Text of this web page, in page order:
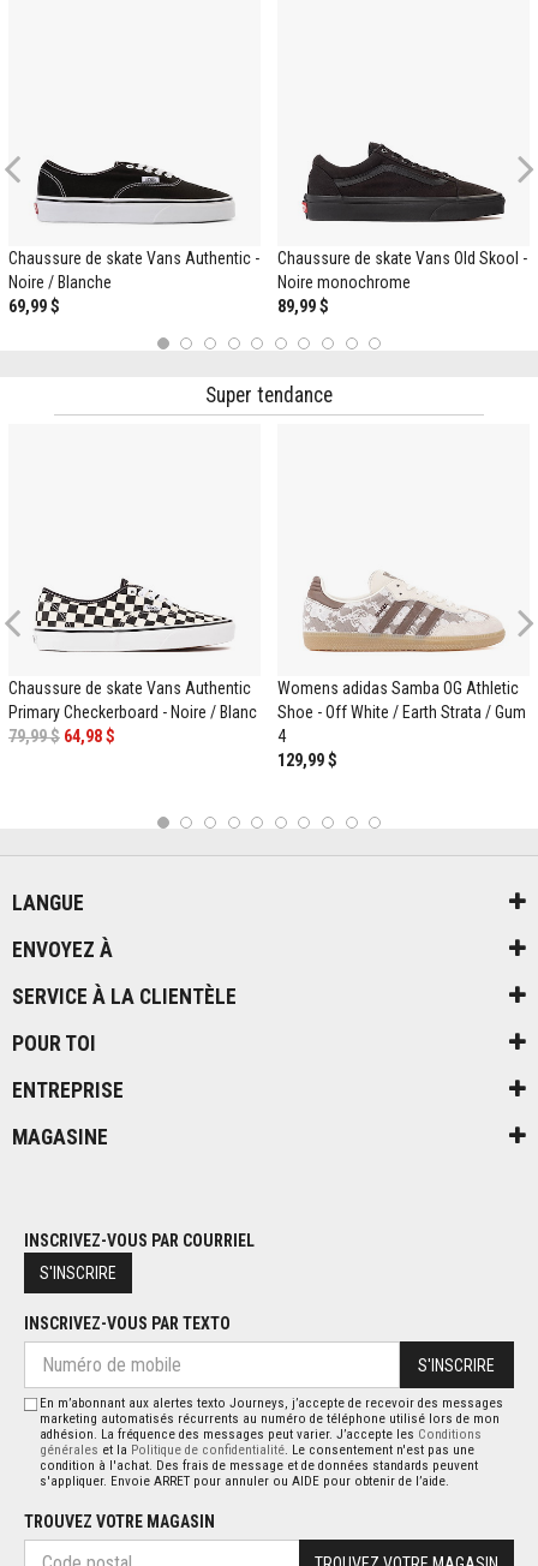
Previous
Chaussure de skate Vans Authentic -
Noire / Blanche
69,99 $
Chaussure de skate Vans Old Skool -
Noire monochrome
89,99 $
Super tendance
Previous
Chaussure de skate Vans Authentic
Primary Checkerboard - Noire / Blanc
79,99 $ 64,98 $
Womens adidas Samba OG Athletic
Shoe - Off White / Earth Strata / Gum
4
129,99 $
LANGUE
ENVOYEZ À
SERVICE À LA CLIENTÈLE
POUR TOI
ENTREPRISE
MAGASINE
INSCRIVEZ-VOUS PAR COURRIEL
S'INSCRIRE
INSCRIVEZ-VOUS PAR TEXTO
S'INSCRIRE
En m’abonnant aux alertes texto Journeys, j’accepte de recevoir des messages
marketing automatisés récurrents au numéro de téléphone utilisé lors de mon
adhésion. La fréquence des messages peut varier. J’accepte les Conditions
générales et la Politique de confidentialité. Le consentement n'est pas une
condition à l'achat. Des frais de message et de données standards peuvent
s'appliquer. Envoie ARRET pour annuler ou AIDE pour obtenir de l’aide.
TROUVEZ VOTRE MAGASIN